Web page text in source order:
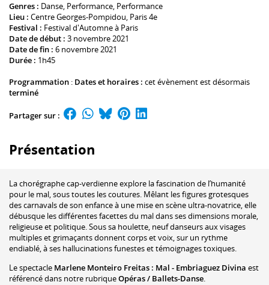
Genres : Danse, Performance, Performance
Lieu : Centre Georges-Pompidou, Paris 4e
Festival : Festival d'Automne à Paris
Date de début : 3 novembre 2021
Date de fin : 6 novembre 2021
Durée : 1h45
Programmation : Dates et horaires : cet évènement est désormais
terminé
Partager sur :
Présentation
La chorégraphe cap-verdienne explore la fascination de l’humanité
pour le mal, sous toutes les coutures. Mêlant les figures grotesques
des carnavals de son enfance à une mise en scène ultra-novatrice, elle
débusque les différentes facettes du mal dans ses dimensions morale,
religieuse et politique. Sous sa houlette, neuf danseurs aux visages
multiples et grimaçants donnent corps et voix, sur un rythme
endiablé, à ses hallucinations funestes et témoignages toxiques.
Le spectacle Marlene Monteiro Freitas : Mal - Embriaguez Divina est
référencé dans notre rubriqueOpéras / Ballets-Danse.